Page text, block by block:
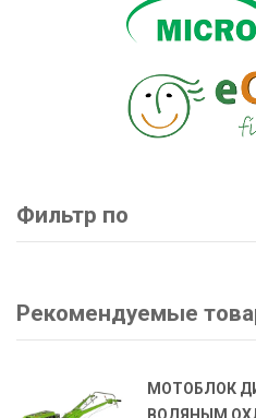
Фильтр по
Рекомендуемые
МОТОБЛОК
ВОДЯНЫМ